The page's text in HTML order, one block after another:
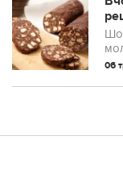
молоком.
06